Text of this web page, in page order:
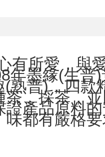
有所愛，與
年墨緣(生普
熟普)，四款
、採茶，
產品原料
都有嚴格